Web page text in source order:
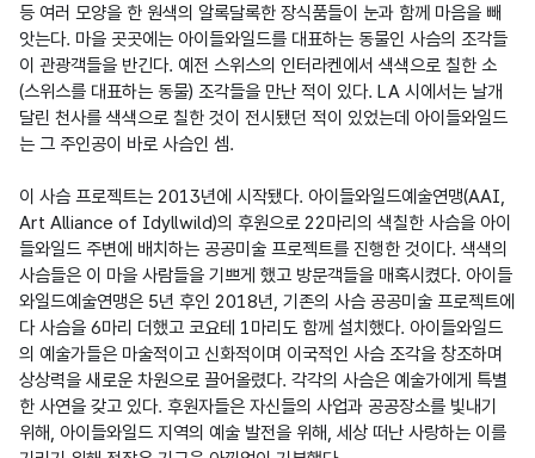
등 여러 모양을 한 원색의 알록달록한 장식품들이 눈과 함께 마음을 빼
앗는다. 마을 곳곳에는 아이들와일드를 대표하는 동물인 사슴의 조각들
이 관광객들을 반긴다. 예전 스위스의 인터라켄에서 색색으로 칠한 소
(스위스를 대표하는 동물) 조각들을 만난 적이 있다. LA 시에서는 날개
달린 천사를 색색으로 칠한 것이 전시됐던 적이 있었는데 아이들와일드
는 그 주인공이 바로 사슴인 셈.
이 사슴 프로젝트는 2013년에 시작됐다. 아이들와일드예술연맹(AAI,
Art Alliance of Idyllwild)의 후원으로 22마리의 색칠한 사슴을 아이
들와일드 주변에 배치하는 공공미술 프로젝트를 진행한 것이다. 색색의
사슴들은 이 마을 사람들을 기쁘게 했고 방문객들을 매혹시켰다. 아이들
와일드예술연맹은 5년 후인 2018년, 기존의 사슴 공공미술 프로젝트에
다 사슴을 6마리 더했고 코요테 1마리도 함께 설치했다. 아이들와일드
의 예술가들은 마술적이고 신화적이며 이국적인 사슴 조각을 창조하며
상상력을 새로운 차원으로 끌어올렸다. 각각의 사슴은 예술가에게 특별
한 사연을 갖고 있다. 후원자들은 자신들의 사업과 공공장소를 빛내기
위해, 아이들와일드 지역의 예술 발전을 위해, 세상 떠난 사랑하는 이를